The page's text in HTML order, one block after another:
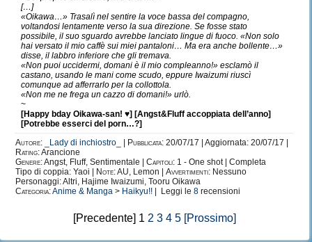
[…]
«Oikawa…» Trasalì nel sentire la voce bassa del compagno,
voltandosi lentamente verso la sua direzione. Se fosse stato
possibile, il suo sguardo avrebbe lanciato lingue di fuoco. «Non solo
hai versato il mio caffè sui miei pantaloni… Ma era anche bollente…»
disse, il labbro inferiore che gli tremava.
«Non puoi uccidermi, domani è il mio compleanno!» esclamò il
castano, usando le mani come scudo, eppure Iwaizumi riuscì
comunque ad afferrarlo per la collottola.
«Non me ne frega un cazzo di domani!» urlò.
~
[Happy bday Oikawa-san! ♥] [Angst&Fluff accoppiata dell’anno]
[Potrebbe esserci del porn…?]
Autore:
_Lady di inchiostro_ Pubblicata: 20/07/17 | Aggiornata: 20/07/17 |
Rating:Arancione
Genere:Angst, Fluff, Sentimentale | Capitoli: 1 - One shot | Completa
Tipo di coppia: Yaoi |
Note:AU, Lemon | Avvertimenti: Nessuno
Personaggi: Altri, Hajime Iwaizumi, Tooru Oikawa
Categoria:Anime & Manga > Haikyu!! | Leggi le 8 recensioni
[Precedente] 1 2 3 4 5 [Prossimo]